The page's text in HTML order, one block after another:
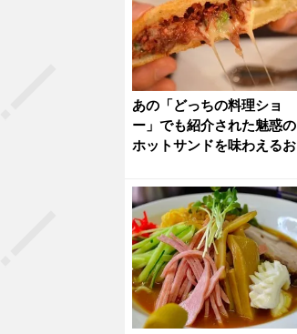
あの「どっちの料理ショ
ー」でも紹介された魅惑の
ホットサンドを味わえるお